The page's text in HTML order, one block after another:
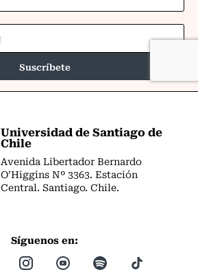
Universidad de Santiago de
Chile
Avenida Libertador Bernardo
O’Higgins Nº 3363. Estación
Central. Santiago. Chile.
Síguenos en: